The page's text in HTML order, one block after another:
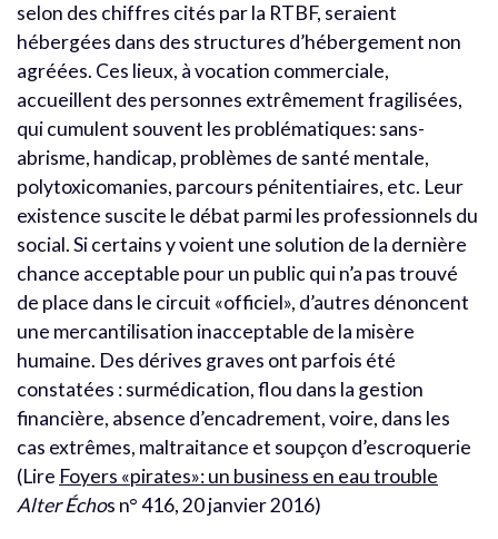
selon des chiffres cités par la RTBF, seraient
hébergées dans des structures d’hébergement non
agréées. Ces lieux, à vocation commerciale,
accueillent des personnes extrêmement fragilisées,
qui cumulent souvent les problématiques: sans-
abrisme, handicap, problèmes de santé mentale,
polytoxicomanies, parcours pénitentiaires, etc. Leur
existence suscite le débat parmi les professionnels du
social. Si certains y voient une solution de la dernière
chance acceptable pour un public qui n’a pas trouvé
de place dans le circuit «officiel», d’autres dénoncent
une mercantilisation inacceptable de la misère
humaine. Des dérives graves ont parfois été
constatées : surmédication, flou dans la gestion
financière, absence d’encadrement, voire, dans les
cas extrêmes, maltraitance et soupçon d’escroquerie
(Lire Foyers «pirates»: un business en eau trouble
Alter Échos n° 416, 20 janvier 2016)